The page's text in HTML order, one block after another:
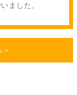
ました。
＞